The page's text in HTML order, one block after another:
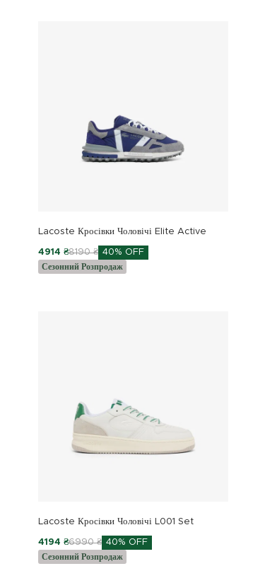
Lacoste Кросівки Чоловічі Elite Active
4914 ₴8190 ₴ 40% OFF
Сезонний Розпродаж
Lacoste Кросівки Чоловічі L001 Set
4194 ₴6990 ₴ 40% OFF
Сезонний Розпродаж